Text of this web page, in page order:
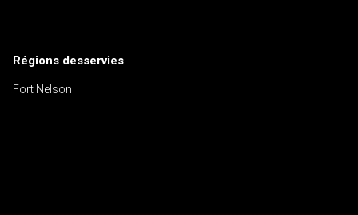
Régions desservies
Fort Nelson